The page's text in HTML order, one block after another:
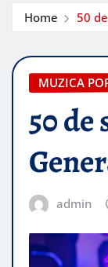
Home 50
MUZICA
50
admin